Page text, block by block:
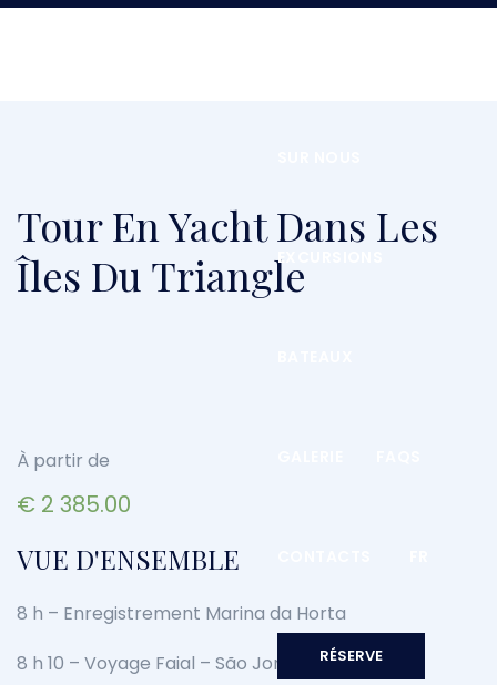
EXCURSIONS
RÉSERVE
Tour En Yacht Dans Les
Îles Du Triangle
À partir de
€ 2 385.00
VUE D'ENSEMBLE
8 h – Enregistrement Marina da Horta
8 h 10 – Voyage Faial – São Jorge